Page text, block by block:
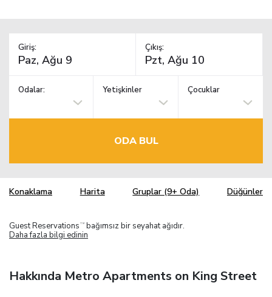
Giriş: Çıkış:
Odalar: Yetişkinler Çocuklar
ODA BUL
Konaklama Harita Gruplar (9+ Oda) Düğünler
Guest Reservations TM bağımsız bir seyahat ağıdır.
Daha fazla bilgi edinin
Hakkında Metro Apartments on King Street